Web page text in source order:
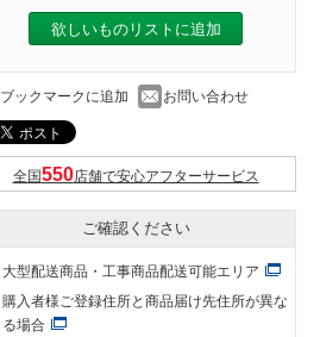
欲しいものリストに追加
ブックマークに追加 お問い合わせ
全国 店舗で安心アフターサービス
ご確認ください
大型配送商品・工事商品配送可能エリア
購入者様ご登録住所と商品届け先住所が異な
る場合